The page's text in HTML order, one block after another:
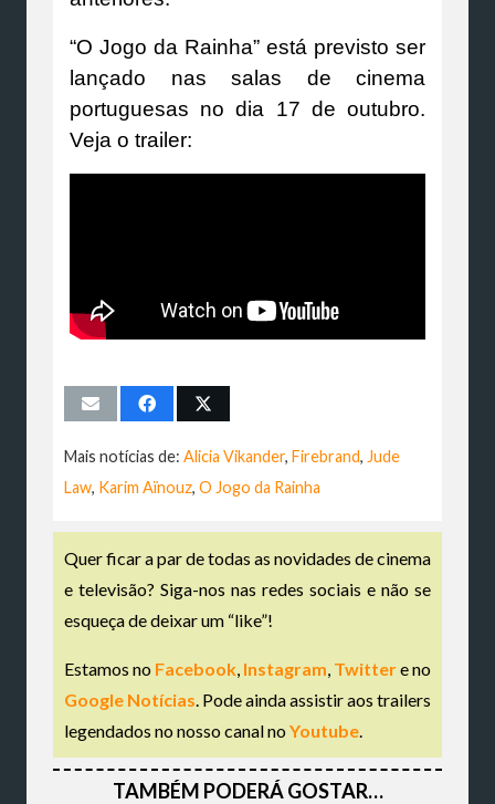
“O Jogo da Rainha” está previsto ser
lançado nas salas de cinema
portuguesas no dia 17 de outubro.
Veja o trailer:
Mais notícias de: Alicia Vikander, Firebrand, Jude
Law, Karim Aïnouz, O Jogo da Rainha
Quer ficar a par de todas as novidades de cinema
e televisão? Siga-nos nas redes sociais e não se
esqueça de deixar um “like”!
Estamos no Facebook Instagram Twittere no
Google Notícias . Pode ainda assistir aos trailers
legendados no nosso canal noYoutube
TAMBÉM PODERÁ GOSTAR…